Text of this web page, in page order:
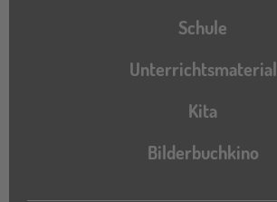
Schule
Unterrichtsmaterial
Kita
Bilderbuchkino